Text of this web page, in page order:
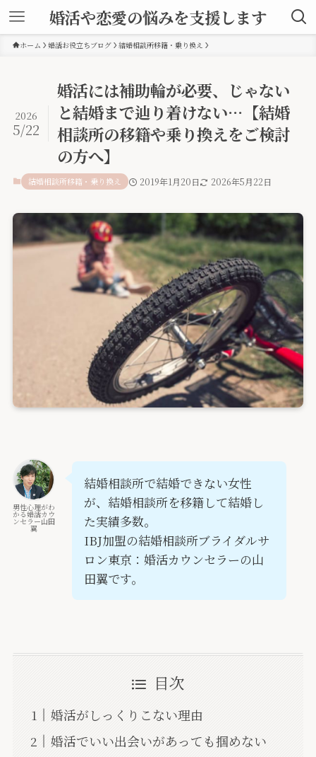
婚活や恋愛の悩みを支援します
ホーム 婚活お役立ちブログ 結婚相談所移籍・乗り換え
婚活には補助輪が必要、じゃない
と結婚まで辿り着けない…【結婚
相談所の移籍や乗り換えをご検討
の方へ】
2026
5/22
結婚相談所移籍・乗り換え 2019年1月20日 2026年5月22日
男性心理がわ
かる婚活カウ
ンセラー山田
翼
結婚相談所で結婚できない女性
が、結婚相談所を移籍して結婚し
た実績多数。
IBJ加盟の結婚相談所ブライダルサ
ロン東京：婚活カウンセラーの山
田翼です。
目次
婚活がしっくりこない理由
婚活でいい出会いがあっても掴めない